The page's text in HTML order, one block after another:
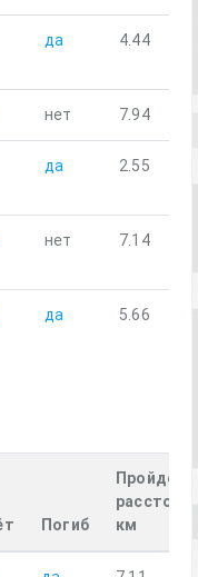
да 4.44
нет 7.94
да 2.55
нет 7.14
да 5.66
Погиб
км